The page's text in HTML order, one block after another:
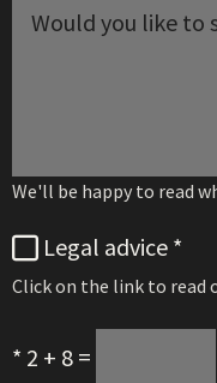
We'll be happy to read
Legal advice *
Click on the link to read
* 2 + 8 =